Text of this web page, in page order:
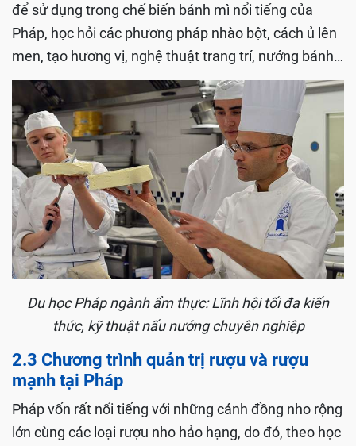
để sử dụng trong chế biến bánh mì nổi tiếng của
Pháp, học hỏi các phương pháp nhào bột, cách ủ lên
men, tạo hương vị, nghệ thuật trang trí, nướng bánh…
Du học Pháp ngành ẩm thực: Lĩnh hội tối đa kiến
thức, kỹ thuật nấu nướng chuyên nghiệp
2.3 Chương trình quản trị rượu và rượu
mạnh tại Pháp
Pháp vốn rất nổi tiếng với những cánh đồng nho rộng
lớn cùng các loại rượu nho hảo hạng, do đó, theo học